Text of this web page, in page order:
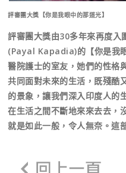
評審團大獎【你是我眼中的那道光】
評審團大獎由30多年來再度入
(Payal Kapadia)的【你是我
醫院護士的室友，她們的性格
共同面對未來的生活，既殘酷
的景象，讓我們深入印度人的
在生活之間不斷地來來去去，
就是如此一般，令人無奈。這